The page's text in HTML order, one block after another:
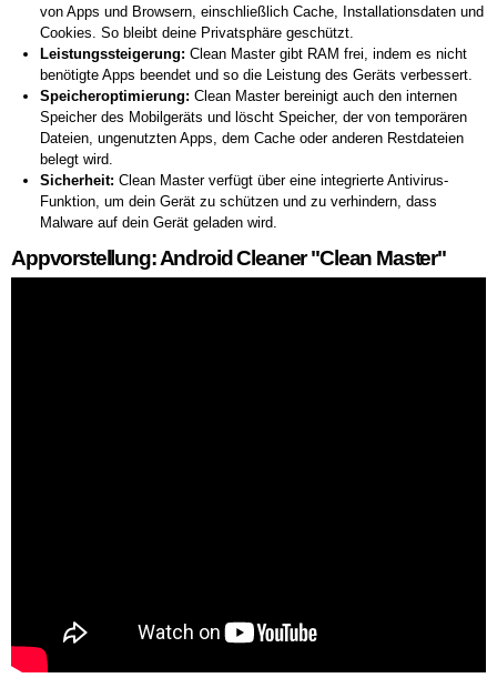
von Apps und Browsern, einschließlich Cache, Installationsdaten und
Cookies. So bleibt deine Privatsphäre geschützt.
Leistungssteigerung: Clean Master gibt RAM frei, indem es nicht
benötigte Apps beendet und so die Leistung des Geräts verbessert.
Speicheroptimierung: Clean Master bereinigt auch den internen
Speicher des Mobilgeräts und löscht Speicher, der von temporären
Dateien, ungenutzten Apps, dem Cache oder anderen Restdateien
belegt wird.
Sicherheit: Clean Master verfügt über eine integrierte Antivirus-
Funktion, um dein Gerät zu schützen und zu verhindern, dass
Malware auf dein Gerät geladen wird.
Appvorstellung: Android Cleaner "Clean Master"